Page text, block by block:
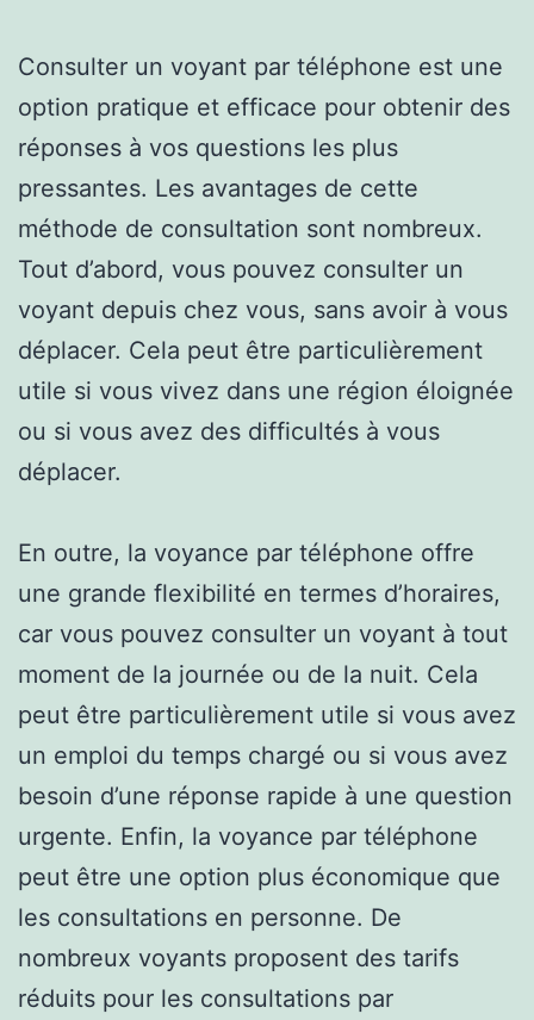
Consulter un voyant par téléphone est une
option pratique et efficace pour obtenir des
réponses à vos questions les plus
pressantes. Les avantages de cette
méthode de consultation sont nombreux.
Tout d’abord, vous pouvez consulter un
voyant depuis chez vous, sans avoir à vous
déplacer. Cela peut être particulièrement
utile si vous vivez dans une région éloignée
ou si vous avez des difficultés à vous
déplacer.
En outre, la voyance par téléphone offre
une grande flexibilité en termes d’horaires,
car vous pouvez consulter un voyant à tout
moment de la journée ou de la nuit. Cela
peut être particulièrement utile si vous avez
un emploi du temps chargé ou si vous avez
besoin d’une réponse rapide à une question
urgente. Enfin, la voyance par téléphone
peut être une option plus économique que
les consultations en personne. De
nombreux voyants proposent des tarifs
réduits pour les consultations par